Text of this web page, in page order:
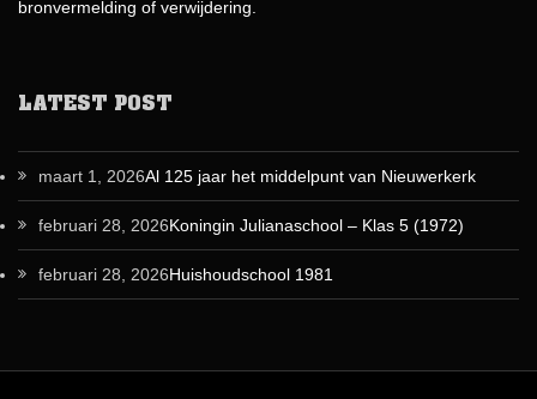
bronvermelding of verwijdering.
LATEST POST
Al 125 jaar het middelpunt van Nieuwerkerk
maart 1, 2026
Koningin Julianaschool – Klas 5 (1972)
februari 28, 2026
Huishoudschool 1981
februari 28, 2026